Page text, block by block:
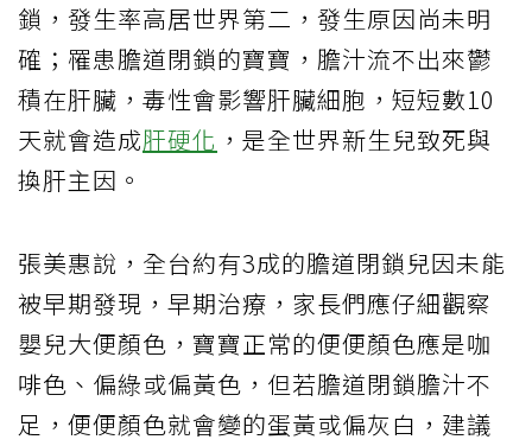
鎖，發生率高居世界第二，發生原因尚未明
確；罹患膽道閉鎖的寶寶，膽汁流不出來鬱
積在肝臟，毒性會影響肝臟細胞，短短數10
天就會造成肝硬化 ，是全世界新生兒致死與
換肝主因。
張美惠說，全台約有3成的膽道閉鎖兒因未能
被早期發現，早期治療，家長們應仔細觀察
嬰兒大便顏色，寶寶正常的便便顏色應是咖
啡色、偏綠或偏黃色，但若膽道閉鎖膽汁不
足，便便顏色就會變的蛋黃或偏灰白，建議